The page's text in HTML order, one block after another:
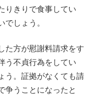
りきりで食事してい
でしょう。
た方が慰謝料請求をす
う不貞行為をしてい
う。証拠がなくても請
争うことになったと